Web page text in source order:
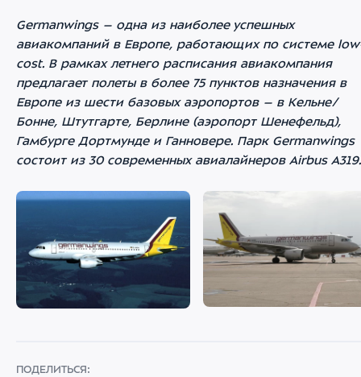
Germanwings – одна из наиболее успешных
авиакомпаний в Европе, работающих по системе
cost. В рамках летнего расписания авиакомпания
предлагает полеты в более 75 пунктов назначения в
Европе из шести базовых аэропортов – в Кельне/
Бонне, Штутгарте, Берлине (аэропорт Шенефельд),
Гамбурге Дортмунде и Ганновере. Парк Germanwings
состоит из 30 современных авиалайнеров Airbus A319.
ПОДЕЛИТЬСЯ: